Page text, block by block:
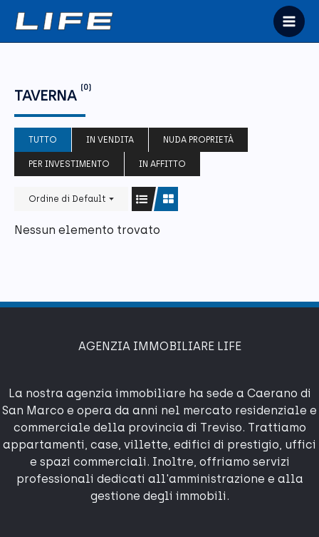
contenuto
TAVERNA (0)
TUTTO IN VENDITA NUDA PROPRIETÀ
PER INVESTIMENTO IN AFFITTO
Ordine di Default
Nessun elemento trovato
AGENZIA IMMOBILIARE LIFE
La nostra agenzia immobiliare ha sede a Caerano di
San Marco e opera da anni nel mercato residenziale e
commerciale della provincia di Treviso. Trattiamo
appartamenti, case, villette, edifici di prestigio, uffici
e spazi commerciali. Inoltre, offriamo servizi
professionali dedicati all'amministrazione e alla
gestione degli immobili.